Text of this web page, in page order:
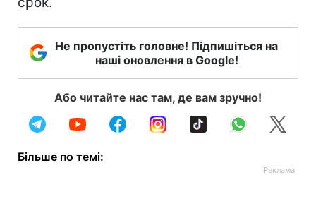
Не пропустіть головне! Підпишіться на
наші оновлення в Google!
Або читайте нас там, де вам зручно!
Більше по темі: